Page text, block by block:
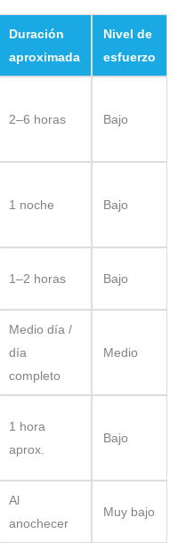
Duración
aproximada
Nivel de
esfuerzo
2–6 horas Bajo
1 noche Bajo
1–2 horas Bajo
Medio día /
día
completo
Medio
1 hora
aprox.
Bajo
Al
anochecer
Muy bajo